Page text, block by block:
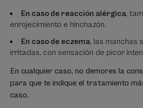
En caso de reacción alérgica,
enrojecimiento e hinchazón.
En caso de eczema, las manchas
irritadas, con sensación de picor
En cualquier caso, no demores la
para que te indique el tratamiento
caso.